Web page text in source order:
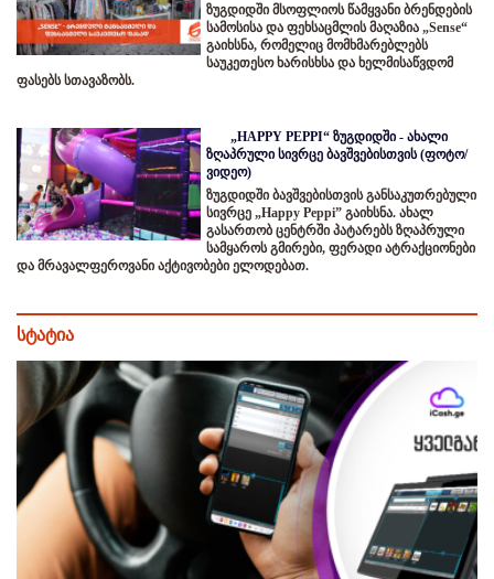
ზუგდიდში მსოფლიოს წამყვანი ბრენდების
სამოსისა და ფეხსაცმლის მაღაზია „Sense“
გაიხსნა, რომელიც მომხმარებლებს
საუკეთესო ხარისხსა და ხელმისაწვდომ
ფასებს სთავაზობს.
„HAPPY PEPPI“ ზუგდიდში - ახალი
ზღაპრული სივრცე ბავშვებისთვის (ფოტო/
ვიდეო)
ზუგდიდში ბავშვებისთვის განსაკუთრებული
სივრცე „Happy Peppi” გაიხსნა. ახალ
გასართობ ცენტრში პატარებს ზღაპრული
სამყაროს გმირები, ფერადი ატრაქციონები
და მრავალფეროვანი აქტივობები ელოდებათ.
სტატია